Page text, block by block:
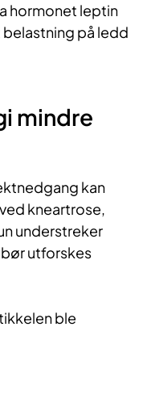
hormonet leptin
på ledd
mindre
kan
kneartrose,
understreker
utforskes
ble